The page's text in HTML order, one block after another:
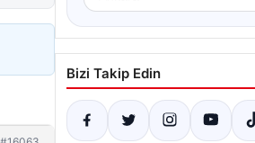
Bizi Takip Edin